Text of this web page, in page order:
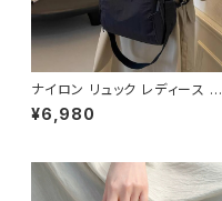
ナイロン リュック レディース ミ
ニバックパック 2WAY ショルダ
ー 肩掛け ハンドバッグ 軽量 カ
¥6,980